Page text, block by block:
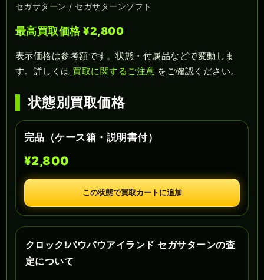
セガサターン / セガサターンソフト
最高買取価格 ¥2,800
表示価格は参考額です。状態・付属品などで変動しま
す。詳しくは 買取に関するご注意 をご確認ください。
状態別買取価格
完品（ケース箱・説明書付）
¥2,800
この状態で買取カートに追加
クロック!パウパウアイランド セガサターンの査
定について